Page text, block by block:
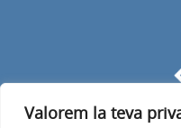
Valorem la teva